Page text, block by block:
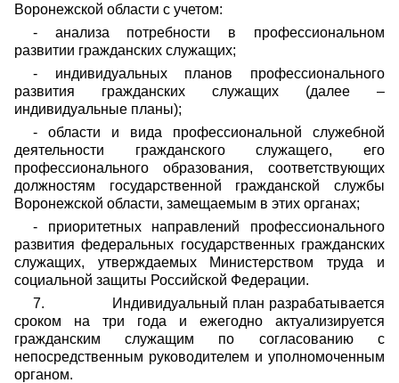
Воронежской области с учетом:
- анализа потребности в профессиональном
развитии гражданских служащих;
- индивидуальных планов профессионального
развития гражданских служащих (далее –
индивидуальные планы);
- области и вида профессиональной служебной
деятельности гражданского служащего, его
профессионального образования, соответствующих
должностям государственной гражданской службы
Воронежской области, замещаемым в этих органах;
- приоритетных направлений профессионального
развития федеральных государственных гражданских
служащих, утверждаемых Министерством труда и
социальной защиты Российской Федерации.
7.
Индивидуальный план разрабатывается
сроком на три года и ежегодно актуализируется
гражданским служащим по согласованию с
непосредственным руководителем и уполномоченным
органом.